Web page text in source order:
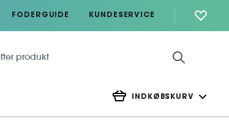
FODERGUIDE KUNDESERVICE
INDKØBSKURV